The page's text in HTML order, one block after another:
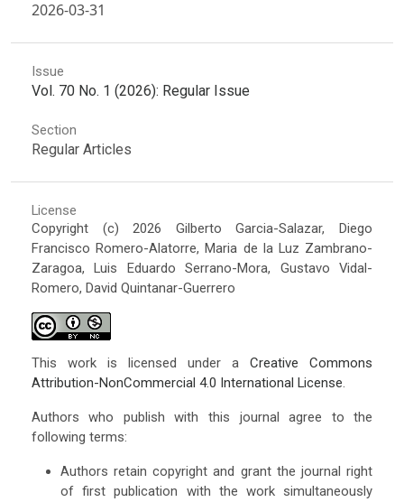
2026-03-31
Issue
Vol. 70 No. 1 (2026): Regular Issue
Section
Regular Articles
License
Copyright (c) 2026 Gilberto Garcia-Salazar, Diego
Francisco Romero-Alatorre, Maria de la Luz Zambrano-
Zaragoa, Luis Eduardo Serrano-Mora, Gustavo Vidal-
Romero, David Quintanar-Guerrero
This work is licensed under aCreative Commons
Attribution-NonCommercial 4.0 International License.
Authors who publish with this journal agree to the
following terms:
Authors retain copyright and grant the journal right
of first publication with the work simultaneously